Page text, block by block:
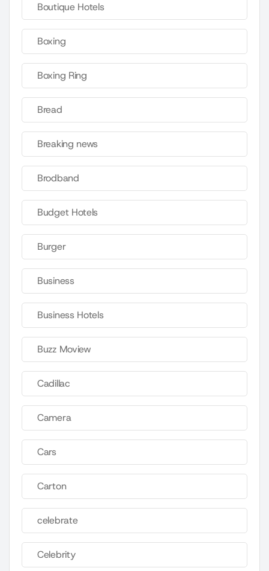
Boutique Hotels
Boxing
Boxing Ring
Bread
Breaking news
Brodband
Budget Hotels
Burger
Business
Business Hotels
Buzz Moview
Cadillac
Camera
Cars
Carton
celebrate
Celebrity